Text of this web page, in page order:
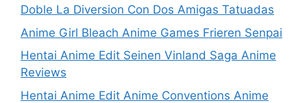
Doble La Diversion Con Dos Amigas Tatuadas
Anime Girl Bleach Anime Games Frieren Senpai
Hentai Anime Edit Seinen Vinland Saga Anime
Reviews
Hentai Anime Edit Anime Conventions Anime